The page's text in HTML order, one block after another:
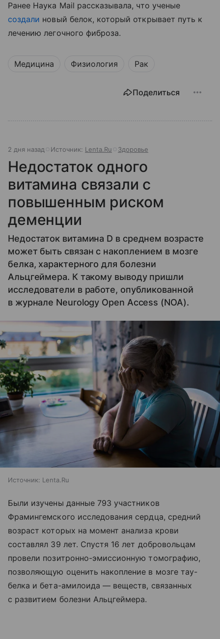
Ранее Наука Mail рассказывала, что ученые
создали новый белок, который открывает путь к
лечению легочного фиброза.
Медицина Физиология Рак
Поделиться
2 дня назад Источник: Lenta.Ru Здоровье
Недостаток одного
витамина связали с
повышенным риском
деменции
Недостаток витамина D в среднем возрасте
может быть связан с накоплением в мозге
белка, характерного для болезни
Альцгеймера. К такому выводу пришли
исследователи в работе, опубликованной
в журнале Neurology Open Access (NOA).
Источник: Lenta.Ru
Были изучены данные 793 участников
Фрамингемского исследования сердца, средний
возраст которых на момент анализа крови
составлял 39 лет. Спустя 16 лет добровольцам
провели позитронно-эмиссионную томографию,
позволяющую оценить накопление в мозге тау-
белка и бета-амилоида — веществ, связанных
с развитием болезни Альцгеймера.